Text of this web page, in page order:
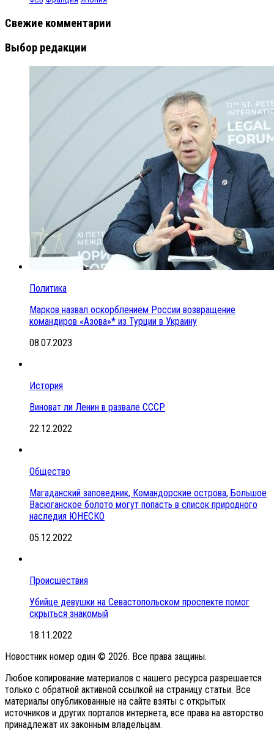
Свежие комментарии
Выбор редакции
Политика
Марков назвал оскорблением России возвращение
командиров «Азова»* из Турции в Украину
08.07.2023
История
Виноват ли Ленин в развале СССР
22.12.2022
Общество
Магаданский заповедник, Командорские острова, Большое
Васюганское болото могут попасть в список природного
наследия ЮНЕСКО
05.12.2022
Происшествия
Убийце девушки на Севастопольском проспекте помог
скрыться знакомый
18.11.2022
Новостник номер один © 2026. Все права защины.
Любое копирование материалов с нашего ресурса разрешается
только с обратной активной ссылкой на страницу статьи. Все
материалы опубликованные на сайте взяты с открытых
источников и других порталов интернета, все права на авторство
принадлежат их законным владельцам.